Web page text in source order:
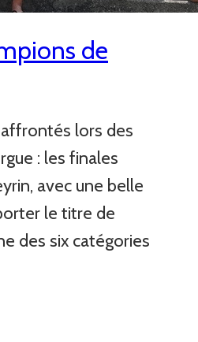
de
lors des
: les finales
avec une belle
le titre de
des six catégories